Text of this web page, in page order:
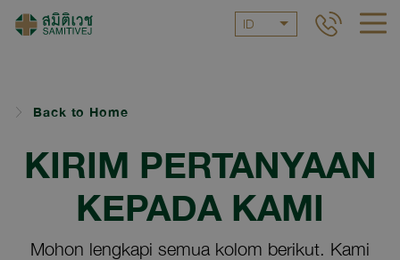
ID
Back to Home
KIRIM PERTANYAAN
KEPADA KAMI
Mohon lengkapi semua kolom berikut. Kami